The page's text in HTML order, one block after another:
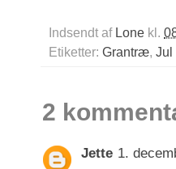
Indsendt af Lone kl.
Etiketter: Grantræ, Jul
2
Jette 1.